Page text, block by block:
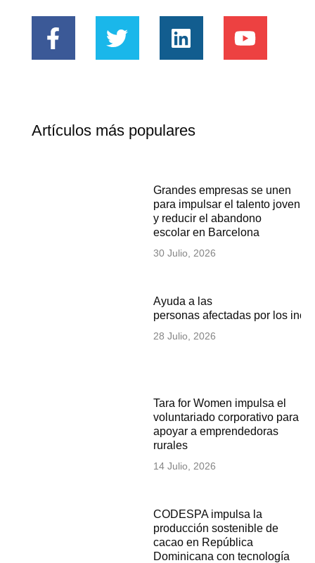
Artículos más populares
Grandes empresas se unen
para impulsar el talento joven
y reducir el abandono
escolar en Barcelona
30 Julio, 2026
Ayuda a las
personas afectadas por los
28 Julio, 2026
Tara for Women impulsa el
voluntariado corporativo para
apoyar a emprendedoras
rurales
14 Julio, 2026
CODESPA impulsa la
producción sostenible de
cacao en República
Dominicana con tecnología